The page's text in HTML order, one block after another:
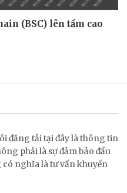
(BSC) lên tầm cao
đăng tải tại đây là thông tin
phải là sự đảm bảo đầu
nghĩa là tư vấn khuyến